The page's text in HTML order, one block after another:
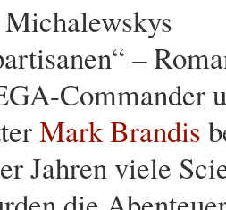
–
Commander
Mark Brandis
Jahren viele